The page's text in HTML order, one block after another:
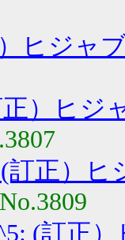
ヒジャ
正）ヒジ
(訂正）
No.3809
(訂正